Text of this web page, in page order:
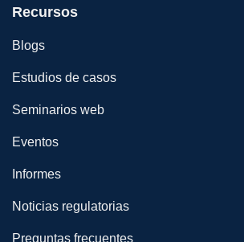
Recursos
Blogs
Estudios de casos
Seminarios web
Eventos
Informes
Noticias regulatorias
Preguntas frecuentes